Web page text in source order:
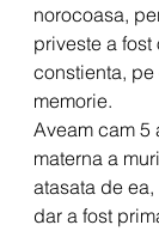
norocoasa,
priveste a
constienta, pe
memorie.
Aveam cam 5
materna a
atasata de
dar a fost